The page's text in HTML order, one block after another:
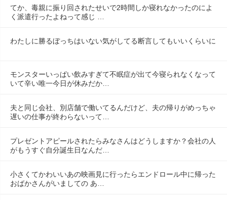
てか、毒親に振り回されたせいで2時間しか寝れなかったのによ
く派遣行ったよねって感じ …
わたしに勝るぼっちはいない気がしてる断言してもいいくらいに
モンスターいっぱい飲みすぎて不眠症が出て今寝られなくなって
いて辛い唯一今日が休みだか…
夫と同じ会社、別店舗で働いてるんだけど、夫の帰りがめっちゃ
遅いの仕事が終わらないって…
プレゼントアピールされたらみなさんはどうしますか？会社の人
がもうすぐ自分誕生日なんだ…
小さくてかわいいあの映画見に行ったらエンドロール中に帰った
おばかさんがいましての あ…